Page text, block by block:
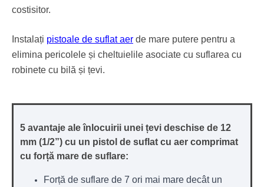
costisitor.
Instalați pistoale de suflat aer de mare putere pentru a
elimina pericolele și cheltuielile asociate cu suflarea cu
robinete cu bilă și țevi.
5 avantaje ale înlocuirii unei țevi deschise de 12
mm (1/2”) cu un pistol de suflat cu aer comprimat
cu forță mare de suflare:
Forță de suflare de 7 ori mai mare decât un